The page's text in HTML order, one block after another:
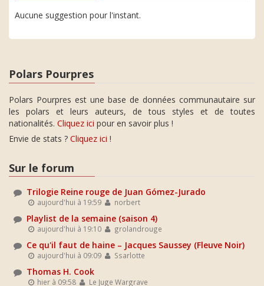
Aucune suggestion pour l'instant.
Polars Pourpres
Polars Pourpres est une base de données communautaire sur
les polars et leurs auteurs, de tous styles et de toutes
nationalités. Cliquez ici pour en savoir plus !
Envie de stats ? Cliquez ici !
Sur le forum
Trilogie Reine rouge de Juan Gómez-Jurado
aujourd'hui à 19:59 norbert
Playlist de la semaine (saison 4)
aujourd'hui à 19:10 grolandrouge
Ce qu'il faut de haine – Jacques Saussey (Fleuve Noir)
aujourd'hui à 09:09 Ssarlotte
Thomas H. Cook
hier à 09:58 Le Juge Wargrave